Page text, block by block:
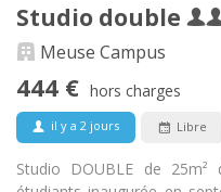
Studio double
Meuse Campus
444 € hors charges
il y a 2 jours Libre
Studio DOUBLE de 25m²